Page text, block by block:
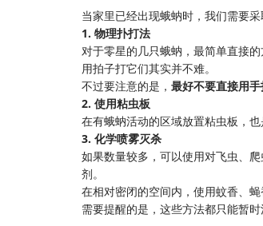
当家里已经出现蛾蚋时，我们需要
1. 物理扑打法
对于零星的几只蛾蚋，最简单直接
用拍子打它们其实并不难。
不过要注意的是， 最好不要直接用
2. 使用粘虫板
在有蛾蚋活动的区域放置粘虫板，
3. 化学喷雾灭杀
如果数量较多，可以使用对飞虫、
剂。
在相对密闭的空间内，使用蚊香、
需要提醒的是，这些方法都只能暂